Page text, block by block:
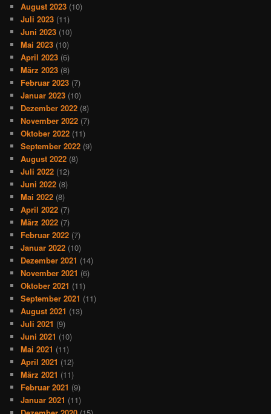
August 2023 (10)
Juli 2023 (11)
Juni 2023 (10)
Mai 2023 (10)
April 2023 (6)
März 2023 (8)
Februar 2023 (7)
Januar 2023 (10)
Dezember 2022 (8)
November 2022 (7)
Oktober 2022 (11)
September 2022 (9)
August 2022 (8)
Juli 2022 (12)
Juni 2022 (8)
Mai 2022 (8)
April 2022 (7)
März 2022 (7)
Februar 2022 (7)
Januar 2022 (10)
Dezember 2021 (14)
November 2021 (6)
Oktober 2021 (11)
September 2021 (11)
August 2021 (13)
Juli 2021 (9)
Juni 2021 (10)
Mai 2021 (11)
April 2021 (12)
März 2021 (11)
Februar 2021 (9)
Januar 2021 (11)